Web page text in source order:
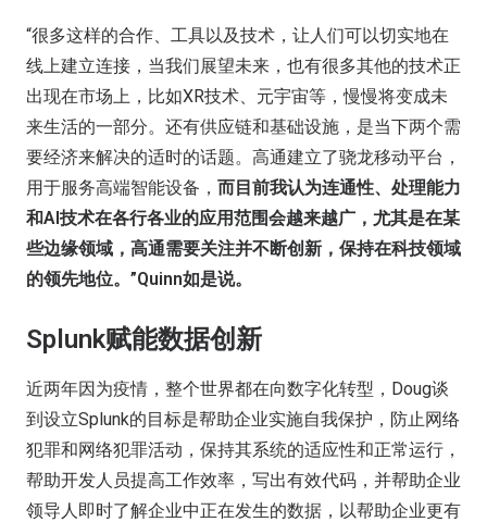
“很多这样的合作、工具以及技术，让人们可以切实地在
线上建立连接，当我们展望未来，也有很多其他的技术正
出现在市场上，比如XR技术、元宇宙等，慢慢将变成未
来生活的一部分。还有供应链和基础设施，是当下两个需
要经济来解决的适时的话题。高通建立了骁龙移动平台，
用于服务高端智能设备， 而目前我认为连通性、处理能力
和AI技术在各行各业的应用范围会越来越广，尤其是在某
些边缘领域，高通需要关注并不断创新，保持在科技领域
的领先地位。”Quinn如是说。
Splunk赋能数据创新
近两年因为疫情，整个世界都在向数字化转型，Doug谈
到设立Splunk的目标是帮助企业实施自我保护，防止网络
犯罪和网络犯罪活动，保持其系统的适应性和正常运行，
帮助开发人员提高工作效率，写出有效代码，并帮助企业
领导人即时了解企业中正在发生的数据，以帮助企业更有